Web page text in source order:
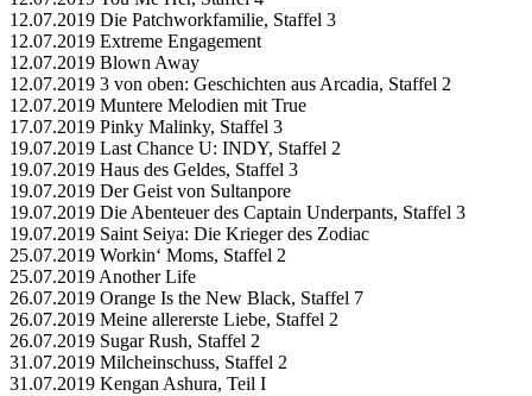
12.07.2019 Die Patchworkfamilie, Staffel 3
12.07.2019 Extreme Engagement
12.07.2019 Blown Away
12.07.2019 3 von oben: Geschichten aus Arcadia, Staffel 2
12.07.2019 Muntere Melodien mit True
17.07.2019 Pinky Malinky, Staffel 3
19.07.2019 Last Chance U: INDY, Staffel 2
19.07.2019 Haus des Geldes, Staffel 3
19.07.2019 Der Geist von Sultanpore
19.07.2019 Die Abenteuer des Captain Underpants, Staffel 3
19.07.2019 Saint Seiya: Die Krieger des Zodiac
25.07.2019 Workin‘ Moms, Staffel 2
25.07.2019 Another Life
26.07.2019 Orange Is the New Black, Staffel 7
26.07.2019 Meine allererste Liebe, Staffel 2
26.07.2019 Sugar Rush, Staffel 2
31.07.2019 Milcheinschuss, Staffel 2
31.07.2019 Kengan Ashura, Teil I